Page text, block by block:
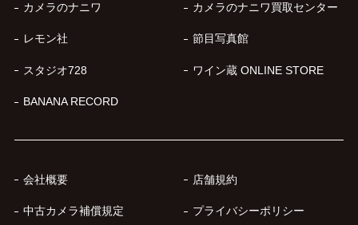
カメラのナニワ カメラのナニワ買取センター
レモン社 節目写真館
スタジオ728 ワイン蔵 ONLINE STORE
BANANA RECORD
会社概要 店舗規約
中古カメラ補償規定 プライバシーポリシー